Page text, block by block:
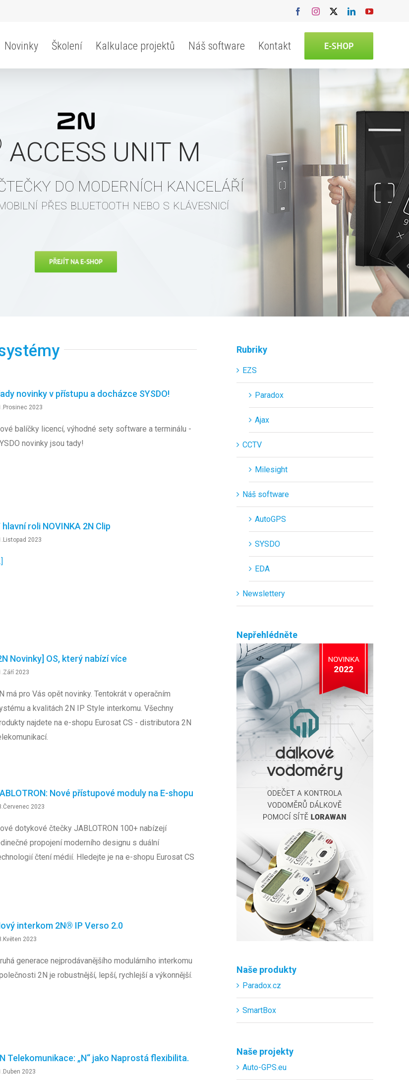
FacebookInstagram LinkedInYouTube
Novinky Školení Kalkulace projektů Náš software Kontakt E-SHOP
ACCESS UNIT M
DO MODERNÍCH KANCELÁŘÍ
přes bluetooth nebo s klávesnicí
PŘEJÍT NA E-SHOP
novinky v přístupu a docházce SYSDO!
2023
balíčky licencí, výhodné sety software a terminálu -
novinky jsou tady!
hlavní roli NOVINKA 2N Clip
2023
Novinky] OS, který nabízí více
2023
má pro Vás opět novinky. Tentokrát v operačním
a kvalitách 2N IP Style interkomu. Všechny
najdete na e-shopu Eurosat CS - distributora 2N
Nové přístupové moduly na E-shopu
2023
dotykové čtečky JABLOTRON 100+ nabízejí
propojení moderního designu s duální
čtení médií. Hledejte je na e-shopu Eurosat CS
interkom 2N® IP Verso 2.0
2023
generace nejprodávanějšího modulárního interkomu
2N je robustnější, lepší, rychlejší a výkonnější.
Telekomunikace: „N“ jako Naprostá flexibilita.
2023
Rubriky
EZS
Paradox
Ajax
CCTV
Milesight
Náš software
AutoGPS
SYSDO
EDA
Newslettery
Nepřehlédněte
Naše produkty
Paradox.cz
SmartBox
Naše projekty
Auto-GPS.eu